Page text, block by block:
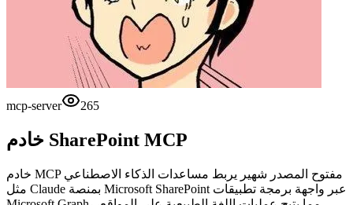
mcp-server 265
خادم SharePoint MCP
خادم MCP مفتوح المصدر شهير يربط مساعدات الذكاء الاصطناعي
مثل Claude بمنصة Microsoft SharePoint عبر واجهة برمجة تطبيقات